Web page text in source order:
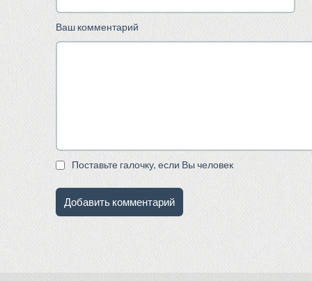
Ваш комментарий
Поставьте галочку, если Вы человек